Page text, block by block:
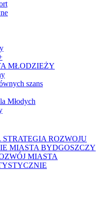
MŁODZIEŻY
szans
Młodych
STRATEGIA ROZWOJU
MIASTA BYDGOSZCZY
MIASTA